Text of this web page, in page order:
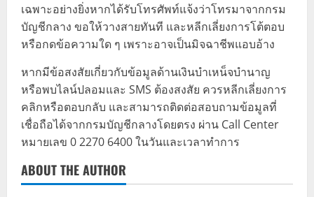
เฉพาะอย่างยิ่งหากได้รับโทรศัพท์แจ้งว่าโทรมาจากกรม
บัญชีกลาง ขอให้วางสายทันที และหลีกเลี่ยงการโต้ตอบ
หรือกดข้อความใด ๆ เพราะอาจเป็นมิจฉาชีพแอบอ้าง
หากมีข้อสงสัยเกี่ยวกับข้อมูลด้านเงินบำเหน็จบำนาญ
หรือพบไลน์ปลอมและ SMS ต้องสงสัย ควรหลีกเลี่ยงการ
คลิกหรือตอบกลับ และสามารถติดต่อสอบถามข้อมูลที่
เชื่อถือได้จากกรมบัญชีกลางโดยตรง ผ่าน Call Center
หมายเลข 0 2270 6400 ในวันและเวลาทำการ
ABOUT THE AUTHOR